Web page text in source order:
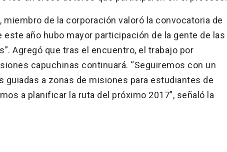
miembro de la corporación valoró la convocatoria de
este año hubo mayor participación de la gente de las
Agregó que tras el encuentro, el trabajo por
capuchinas continuará. “Seguiremos con un
a zonas de misiones para estudiantes de
a planificar la ruta del próximo 2017”, señaló la